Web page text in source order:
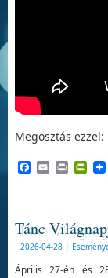
Megosztás ezzel:
Facebook
EmailPrint
Tánc
2026-04-28 |
Április 27-én és